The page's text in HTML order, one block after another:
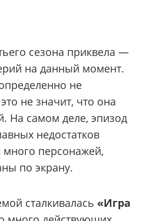
сезона приквела —
на данный момент.
не
не значит, что она
На самом деле, эпизод
недостатков
персонажей,
по экрану.
сталкивалась «Игра